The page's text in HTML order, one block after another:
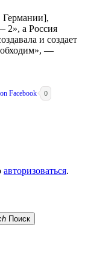
Германии],
2», а Россия
и создает
—
0
авторизоваться.
Поиск